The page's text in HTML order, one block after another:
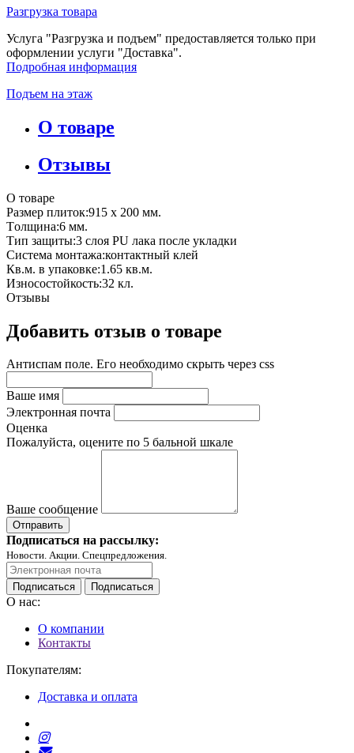
Разгрузка товара
Услуга "Разгрузка и подъем" предоставляется только при
оформлении услуги "Доставка".
Подробная информация
Подъем на этаж
О товаре
Отзывы
О товаре
Размер плиток:915 х 200 мм.
Tолщина:6 мм.
Тип защиты:3 слоя PU лака после укладки
Система монтажа:контактный клей
Кв.м. в упаковке:1.65 кв.м.
Износостойкость:32 кл.
Отзывы
Добавить отзыв о товаре
Антиспам поле. Его необходимо скрыть через css
Ваше имя
Электронная почта
Оценка
Пожалуйста, оцените по 5 бальной шкале
Ваше сообщение
Подписаться на рассылку:
Новости. Акции. Спецпредложения.
Подписаться Подписаться
О нас:
О компании
Контакты
Покупателям:
Доставка и оплата